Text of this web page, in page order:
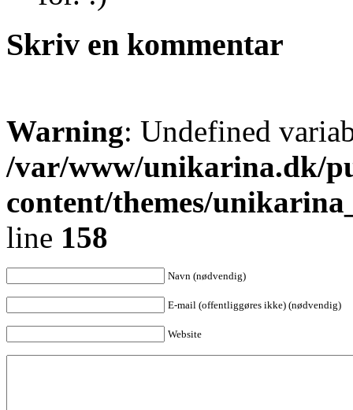
Skriv en kommentar
Warning: Undefined
/var/www/unikarina.dk/
content/themes/
line 158
Navn (nødvendig)
E-mail (offentliggøres ikke) (nødvendig)
Website